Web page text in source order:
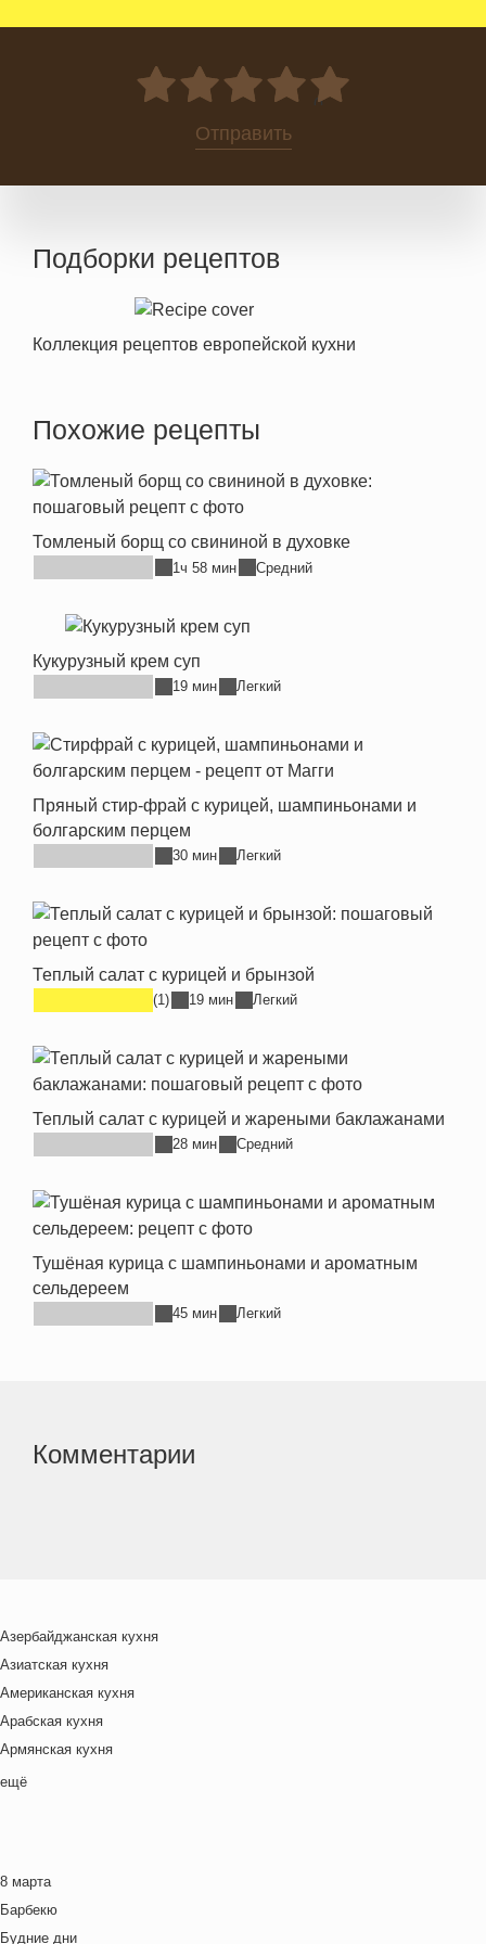
0
Отправить
Подборки рецептов
Коллекция рецептов европейской кухни
Похожие рецепты
Томленый борщ со свининой в духовке
1ч 58 мин Средний
Кукурузный крем суп
19 мин Легкий
Пряный стир-фрай с курицей, шампиньонами и
болгарским перцем
30 мин Легкий
Теплый салат с курицей и брынзой
(1) 19 мин Легкий
Теплый салат с курицей и жареными баклажанами
28 мин Средний
Тушёная курица с шампиньонами и ароматным
сельдереем
45 мин Легкий
Комментарии
Азербайджанская кухня
Азиатская кухня
Американская кухня
Арабская кухня
Армянская кухня
Белорусская
Венгерская кухня
Греческая кухня
ещё
8 марта
Барбекю
Будние дни